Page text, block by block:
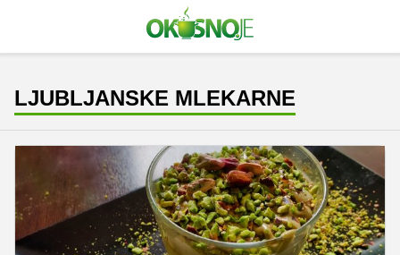
LJUBLJANSKE MLEKARNE